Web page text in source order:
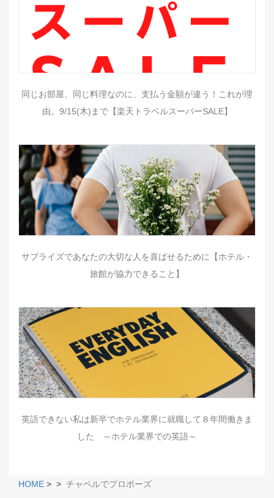
同じお部屋、同じ料理なのに、支払う金額が違う！これが理
由。9/15(木)まで【楽天トラベルスーパーSALE】
サプライズであなたの大切な人を喜ばせるために【ホテル・
旅館が協力できること】
英語できない私は新卒でホテル業界に就職して８年間働きま
した ～ホテル業界での英語～
HOME > > チャペルでプロポーズ